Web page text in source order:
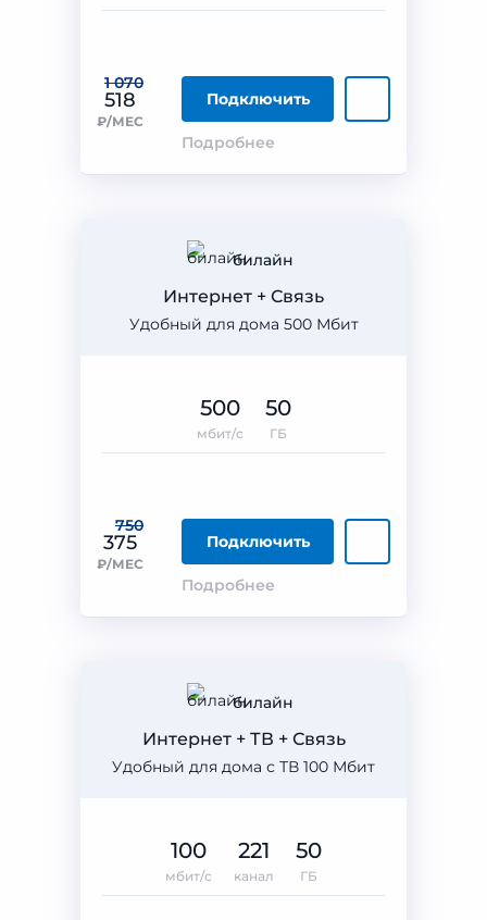
1 070
518
₽/МЕС
Подключить
Подробнее
билайн
Удобный для дома 500 Мбит
Интернет + Связь
750
375
₽/МЕС
Подключить
Подробнее
500
мбит/с
50
ГБ
билайн
Удобный для дома с ТВ 100 Мбит
Интернет + ТВ + Связь
100
мбит/с
221
канал
50
ГБ